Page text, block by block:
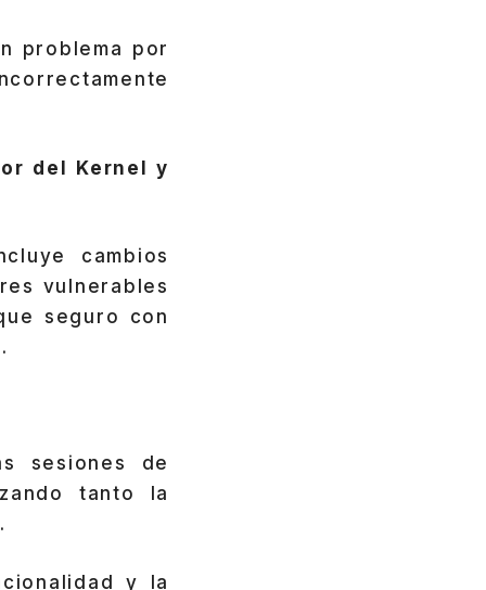
problema por
del Kernel y
cambios
vulnerables
seguro con
sesiones de
tanto la
y la